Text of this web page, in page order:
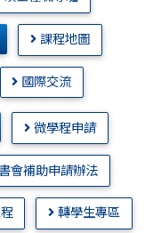
課程地圖
國際交流
微學程申請
會補助申請辦法
轉學生專區